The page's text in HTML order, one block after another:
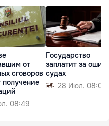
от
сговоров
получение
08:49
Государство
заплатит за
судах
28 Июл. 08:03